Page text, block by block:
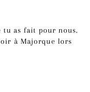
as fait pour nous.
à Majorque lors